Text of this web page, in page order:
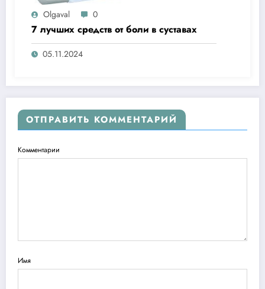
Olgaval 0
7 лучших средств от боли в суставах
05.11.2024
ОТПРАВИТЬ КОММЕНТАРИЙ
Комментарии
Имя